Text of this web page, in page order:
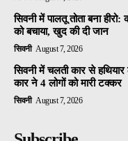
सिवनी में पालतू तोता बना
को बचाया, खुद की दी जान
सिवनी August 7, 2026
सिवनी में चलती कार से
कार ने 4 लोगों को मारी टक्कर
सिवनी August 7, 2026